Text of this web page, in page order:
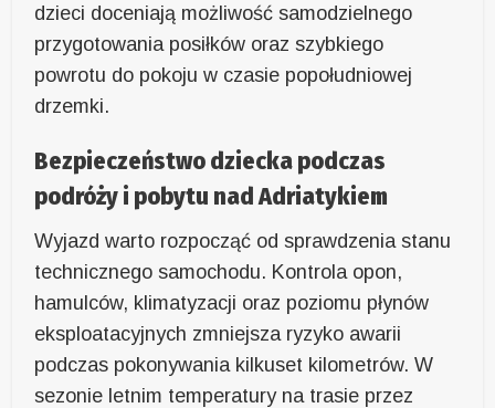
dzieci doceniają możliwość samodzielnego
przygotowania posiłków oraz szybkiego
powrotu do pokoju w czasie popołudniowej
drzemki.
Bezpieczeństwo dziecka podczas
podróży i pobytu nad Adriatykiem
Wyjazd warto rozpocząć od sprawdzenia stanu
technicznego samochodu. Kontrola opon,
hamulców, klimatyzacji oraz poziomu płynów
eksploatacyjnych zmniejsza ryzyko awarii
podczas pokonywania kilkuset kilometrów. W
sezonie letnim temperatury na trasie przez